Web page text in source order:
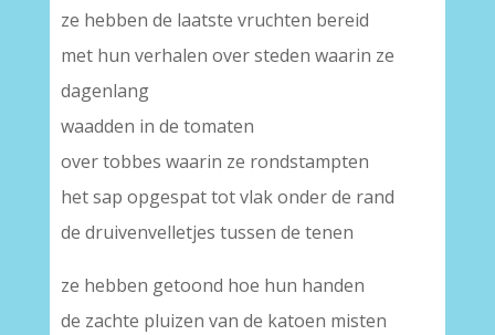
ze hebben de laatste vruchten bereid
met hun verhalen over steden waarin ze
dagenlang
waadden in de tomaten
over tobbes waarin ze rondstampten
het sap opgespat tot vlak onder de rand
de druivenvelletjes tussen de tenen
ze hebben getoond hoe hun handen
de zachte pluizen van de katoen misten